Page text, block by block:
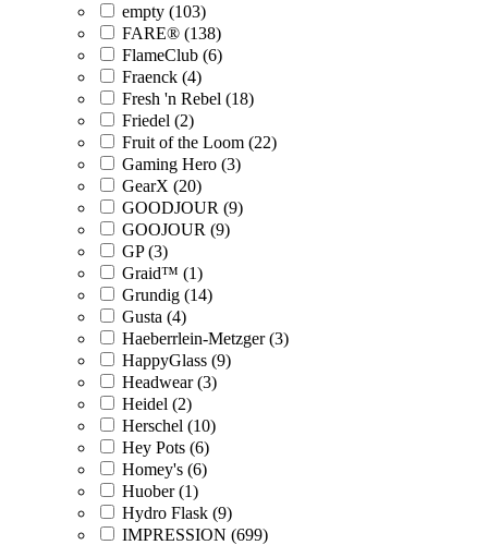
empty (103)
FARE® (138)
FlameClub (6)
Fraenck (4)
Fresh 'n Rebel (18)
Friedel (2)
Fruit of the Loom (22)
Gaming Hero (3)
GearX (20)
GOODJOUR (9)
GOOJOUR (9)
GP (3)
Graid™ (1)
Grundig (14)
Gusta (4)
Haeberrlein-Metzger (3)
HappyGlass (9)
Headwear (3)
Heidel (2)
Herschel (10)
Hey Pots (6)
Homey's (6)
Huober (1)
Hydro Flask (9)
IMPRESSION (699)